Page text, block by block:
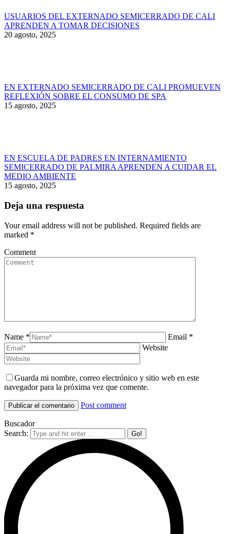
USUARIOS DEL EXTERNADO SEMICERRADO DE CALI
APRENDEN A TOMAR DECISIONES
20 agosto, 2025
EN EXTERNADO SEMICERRADO DE CALI PROMUEVEN
REFLEXIÓN SOBRE EL CONSUMO DE SPA
15 agosto, 2025
EN ESCUELA DE PADRES EN INTERNAMIENTO
SEMICERRADO DE PALMIRA APRENDEN A CUIDAR EL
MEDIO AMBIENTE
15 agosto, 2025
Deja una respuesta
Your email address will not be published. Required fields are
marked *
Comment
Name *
Email *
Website
Guarda mi nombre, correo electrónico y sitio web en este
navegador para la próxima vez que comente.
Post comment
Buscador
Search: